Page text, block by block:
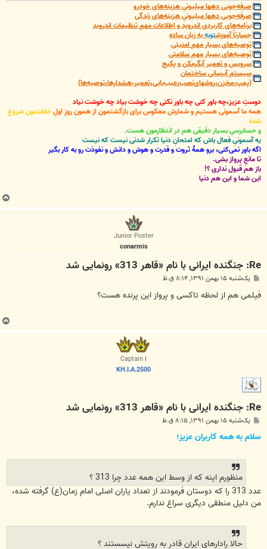
صرفه‌جویی دهها میلیونیِ هزینه‌های خودرو
صرفه‌جویی دهها میلیونیِ هزینه‌های زندگی
برنامه‌های کاربردی اندروید و اطلاعات مهمِ تنظیمات اندروید
جسارتاً آموزشتوبهبه زبان ساده
توصیه‌های بسیار مهم امنیتی
توصیه‌های بسیار مهم سلامتی
سرویس و تعمیر آبگرمکن و پکیج
سیستم آبرسانی ساختمان
(پمپ،مخزن،روشهای‌نصب،عیب‌یابی،تعمیر،هشدارها،توصیه‌ها)
دوستِ عزیز،چه باور کنی چه باور نکنی چه خوشت بیاد چه خوشت نیاد
همه ما آسمونی هستیم و شمارش معکوس برای بازگشتمون از همون روزِ اولِخلقتمون شروع
شده
و حسابرسیِ بسیار دقیقی هم در انتظارمون هست.
یه آسمونیِ فعال باش که امتحانِ دنیا تکرار شدنی نیست که نیست
اگه باور نمی‌کنی، برو همۀ ثروت و قدرت و هوش و دانش و نفوذت رو به کار بگیر
تا مانعِ پرواز بشی.
باز هم قبول نداری ؟!
این شما و این هم دنیا
ب
ا
Junior Poster
conarmis
Re: جنگنده ایرانی با نام «قاهر 313» رونمایی شد
پ
ت
یک‌شنبه ۱۵ بهمن ۱۳۹۱, ۸:۱۴ ق.ظ
فیلمی هم از لحظه تاکسی و پرواز این پرنده هست؟
ب
ا
Captain I
KH.I.A.2500
Re: جنگنده ایرانی با نام «قاهر 313» رونمایی شد
پ
ت
یک‌شنبه ۱۵ بهمن ۱۳۹۱, ۸:۱۵ ق.ظ
سلام به همه کاربران عزیز؛
منظورم اینه که از وسط این همه عدد چرا 313 ؟
عدد 313 را که دوستان فرمودند از تعداد یاران اصلی امام زمان(ع) گرفته شده،
من دلیل منطقی دیگری سراغ ندارم.
حالا رادارهای ایران قادر به رویتش نیسستند ؟